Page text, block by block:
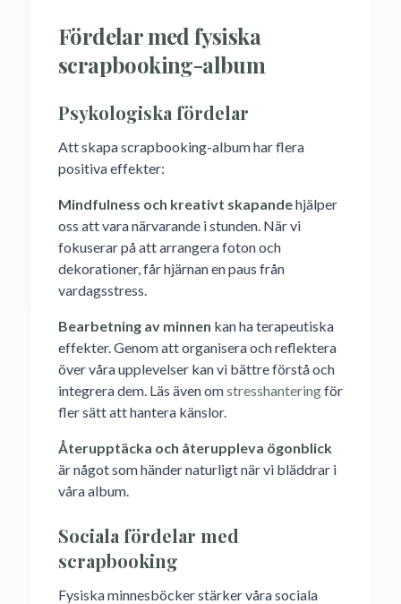
Fördelar med fysiska
scrapbooking-album
Psykologiska fördelar
Att skapa scrapbooking-album har flera
positiva effekter:
Mindfulness och kreativt skapandehjälper
oss att vara närvarande i stunden. När vi
fokuserar på att arrangera foton och
dekorationer, får hjärnan en paus från
vardagsstress.
Bearbetning av minnen kan ha terapeutiska
effekter. Genom att organisera och reflektera
över våra upplevelser kan vi bättre förstå och
integrera dem. Läs även omstresshanteringför
fler sätt att hantera känslor.
Återupptäcka och återuppleva ögonblick
är något som händer naturligt när vi bläddrar i
våra album.
Sociala fördelar med
scrapbooking
Fysiska minnesböcker stärker våra sociala